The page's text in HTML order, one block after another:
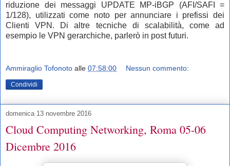
riduzione dei messaggi UPDATE MP-iBGP (AFI/SAFI =
1/128), utilizzati come noto per annunciare i prefissi dei
Clienti VPN. Di altre tecniche di scalabilità, come ad
esempio le VPN gerarchiche, parlerò in post futuri.
Ammiraglio Tofonoto alle 07:58:00 Nessun commento:
Condividi
domenica 13 novembre 2016
Cloud Computing Networking, Roma 05-06
Dicembre 2016